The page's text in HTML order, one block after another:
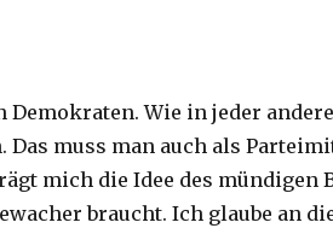
Wie in jeder
Das muss man auch als
mich die Idee des mündigen
braucht. Ich glaube an